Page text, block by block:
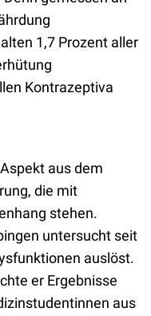
1,7 Prozent aller
Kontrazeptiva
aus dem
die mit
stehen.
untersucht seit
auslöst.
er Ergebnisse
aus